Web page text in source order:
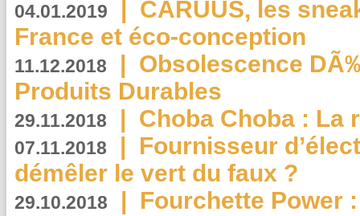
04.01.2019 | CARUUS, les
France et éco-conception
11.12.2018 | Obsolescence
Produits Durables
29.11.2018 | Choba Choba : La
07.11.2018 | Fournisseur
démêler le vert du faux ?
29.10.2018 | Fourchette Power